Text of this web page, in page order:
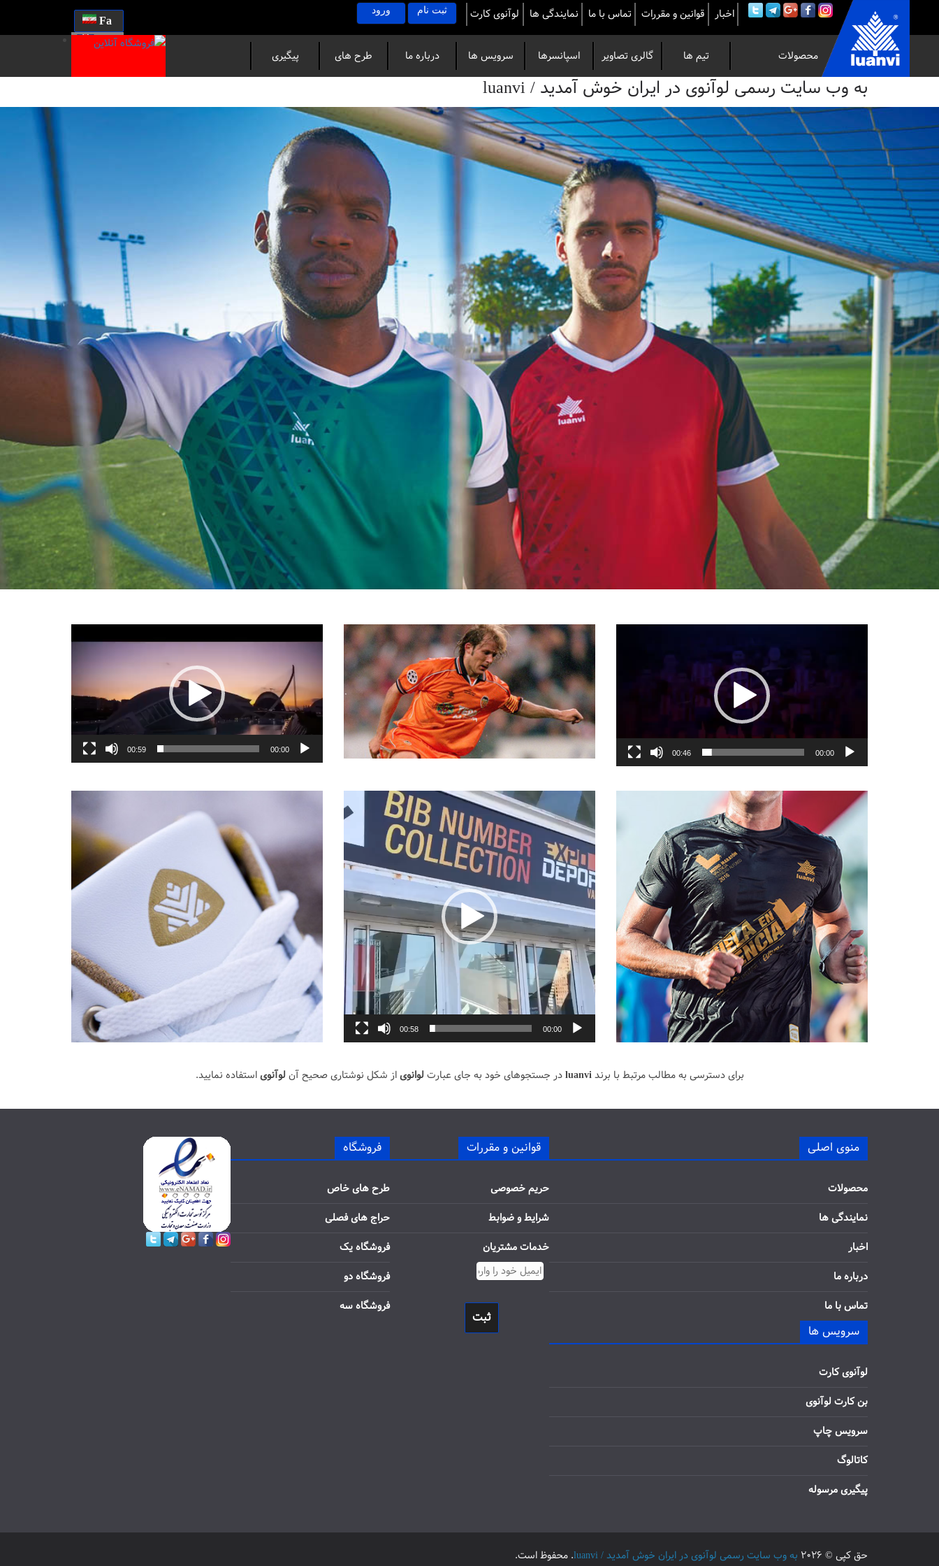
Fa
En
به
وب
سایت
رسمی
لوآنوی
در
ایران
خوش
آمدید
/
luanvi
اخبار قوانین و مقررات تماس با ما نمایندگی ها لوآنوی کارت ثبت نام ورود
محصولات تیم ها گالری تصاویر اسپانسرها سرویس ها درباره ما
طرح های
پیگیری
به وب سایت رسمی لوآنوی در ایران خوش آمدید / luanvi
00:00
00:59 00:00
00:46
نمایشگر
ویدیو
00:00
00:58
برای دسترسی به مطالب مرتبط با برندluanviدر جستجوهای خود به جای عبارت لوانویاز شکل نوشتاری صحیح آن لوآنویاستفاده نمایید.
منوی اصلی
محصولات
نمایندگی ها
اخبار
درباره ما
تماس با ما
سرویس ها
لوآنوی کارت
بن کارت لوآنوی
سرویس چاپ
کاتالوگ
پیگیری مرسوله
قوانین و مقررات
حریم خصوصی
شرایط و ضوابط
خدمات مشتریان
ثبت
فروشگاه
طرح های خاص
حراج های فصلی
فروشگاه یک
فروشگاه دو
فروشگاه سه
حق کپی © 2026 به وب سایت رسمی لوآنوی در ایران خوش آمدید / luanvi
. محفوظ است.